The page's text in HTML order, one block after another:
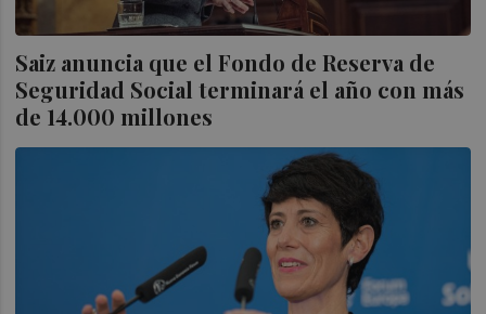
Saiz anuncia que el Fondo de Reserva de
Seguridad Social terminará el año con más
de 14.000 millones